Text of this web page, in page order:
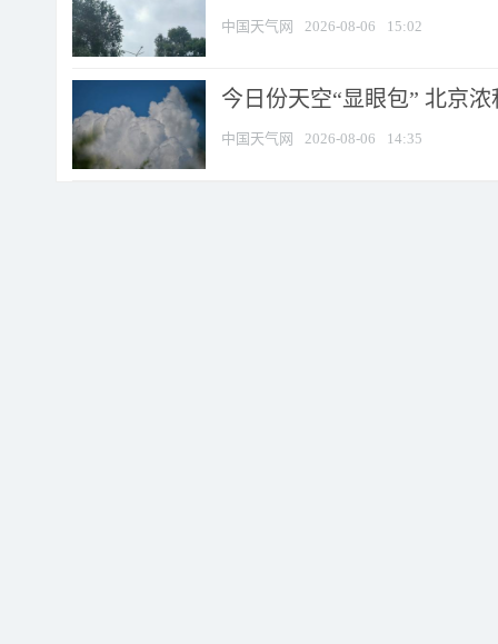
中国天气网 2026-08-06 15:02
今日份天空“显眼包” 北京
中国天气网 2026-08-06 14:35